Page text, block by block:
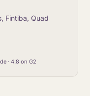
Fintiba, Quad
· 4.8 on G2